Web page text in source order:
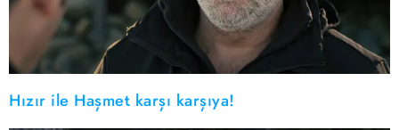
Hızır ile Haşmet karşı karşıya!